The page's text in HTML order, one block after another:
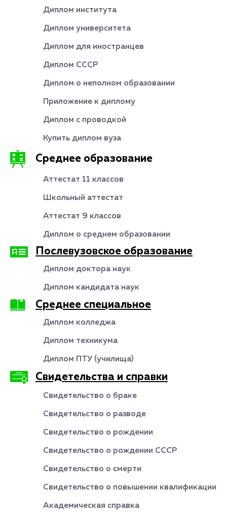
Диплом института
Диплом университета
Диплом для иностранцев
Диплом СССР
Диплом о неполном образовании
Приложение к диплому
Диплом с проводкой
Купить диплом вуза
Среднее образование
Аттестат 11 классов
Школьный аттестат
Аттестат 9 классов
Диплом о среднем образовании
Послевузовское образование
Диплом доктора наук
Диплом кандидата наук
Среднее специальное
Диплом колледжа
Диплом техникума
Диплом ПТУ (училища)
Свидетельства и справки
Свидетельство о браке
Свидетельство о разводе
Свидетельство о рождении
Свидетельство о рождении СССР
Свидетельство о смерти
Свидетельство о повышении квалификации
Академическая справка